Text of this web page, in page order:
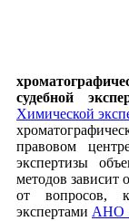
судебной
Химической
правовом
экспертизы
методов зависит
от вопросов,
экспертами АНО